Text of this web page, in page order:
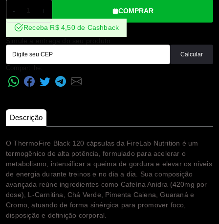
- + COMPRAR
Receba R$ 4,50 de Cashback
Calcular
Descrição
O ThermoFire Black 120 cápsulas da FireLab Nutrition é um
termogênico de alta potência, formulado para acelerar o
metabolismo, intensificar a queima de gordura e elevar os níveis
de energia durante treinos e no dia a dia. Sua composição
avançada reúne ingredientes como Cafeína Anidra (420mg por
dose), L-Carnitina, Chá Verde, Pimenta Caiena, Guaraná e
Cromo, atuando de forma sinérgica para promover foco,
disposição e definição corporal.